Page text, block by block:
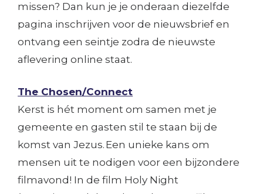
missen? Dan kun je je onderaan diezelfde
pagina inschrijven voor de nieuwsbrief en
ontvang een seintje zodra de nieuwste
aflevering online staat.
The Chosen/Connect
Kerst is hét moment om samen met je
gemeente en gasten stil te staan bij de
komst van Jezus. Een unieke kans om
mensen uit te nodigen voor een bijzondere
filmavond! In de film Holy Night